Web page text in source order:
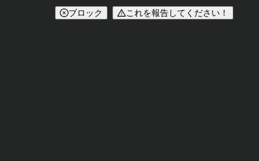
ブロック これを報告してください！